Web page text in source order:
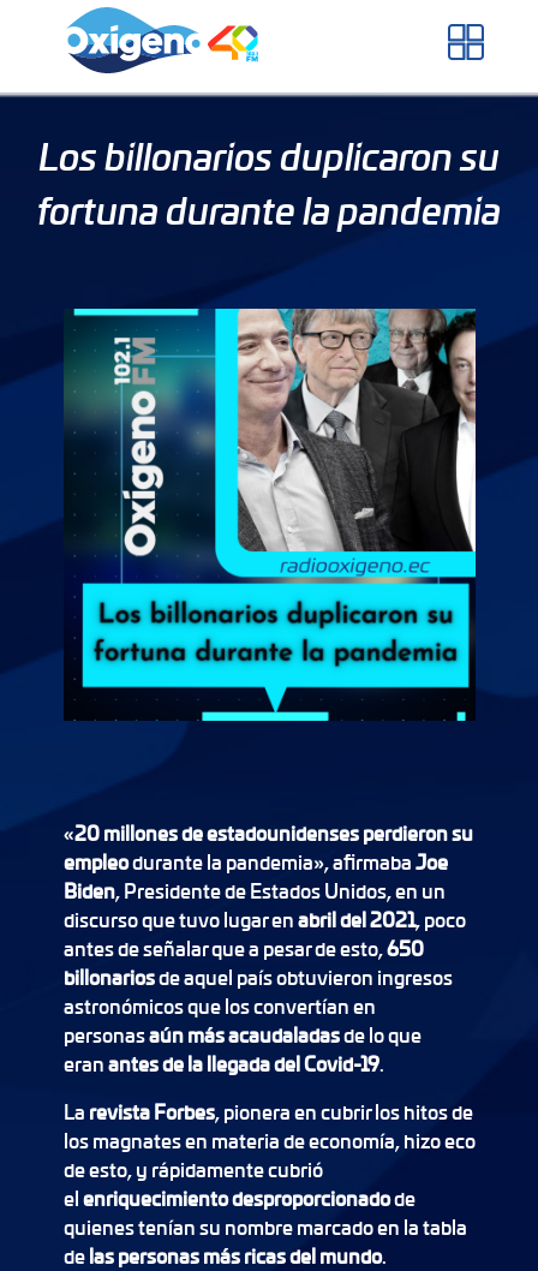
Los billonarios duplicaron su
fortuna durante la pandemia
«20 millones de estadounidenses perdieron su
empleodurante la pandemia», afirmabaJoe
Biden, Presidente de Estados Unidos, en un
discurso que tuvo lugar enabril del 2021, poco
antes de señalar que a pesar de esto,650
billonariosde aquel país obtuvieron ingresos
astronómicos que los convertían en
personasaún más acaudaladasde lo que
eranantes de la llegada del Covid-19.
La revista Forbes, pionera en cubrir los hitos de
los magnates en materia de economía, hizo eco
de esto, y rápidamente cubrió
elenriquecimiento desproporcionadode
quienes tenían su nombre marcado en la tabla
delas personas más ricas del mundo.